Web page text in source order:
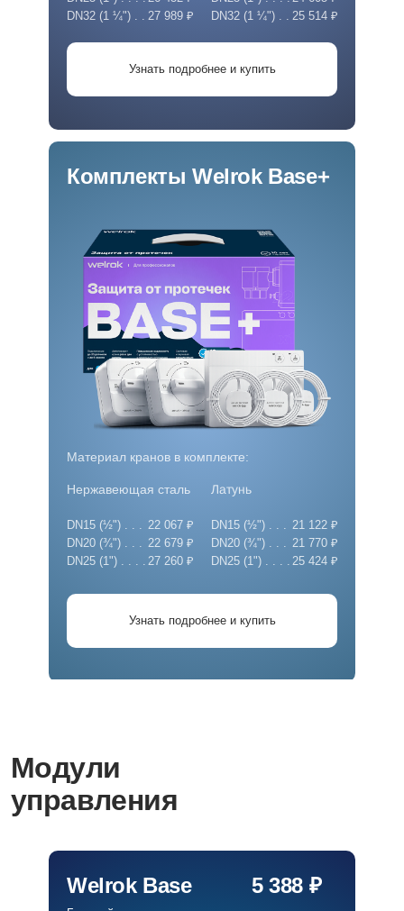
Комплекты Welrok Base+
Узнать подробнее и купить
Узнать подробнее и купить
25 514 ₽
27 989 ₽
DN32 (1 ¼") . .
DN32 (1 ¼") . .
21 122 ₽
21 770 ₽
25 424 ₽
22 067 ₽
22 679 ₽
27 260 ₽
DN15 (½") . . .
DN20 (¾") . . .
DN25 (1") . . . .
Нержавеющая сталь
Материал кранов в комплекте:
DN15 (½") . . .
DN20 (¾") . . .
DN25 (1") . . . .
Латунь
Модули
управления
Welrok Base 5 388 ₽